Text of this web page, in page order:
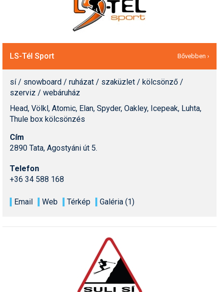
LS-Tél Sport Bővebben ›
sí / snowboard / ruházat / szaküzlet / kölcsönző /
szerviz / webáruház
Head, Völkl, Atomic, Elan, Spyder, Oakley, Icepeak, Luhta,
Thule box kölcsönzés
Cím
2890 Tata, Agostyáni út 5.
Telefon
+36 34 588 168
Email Web Térkép Galéria (1)